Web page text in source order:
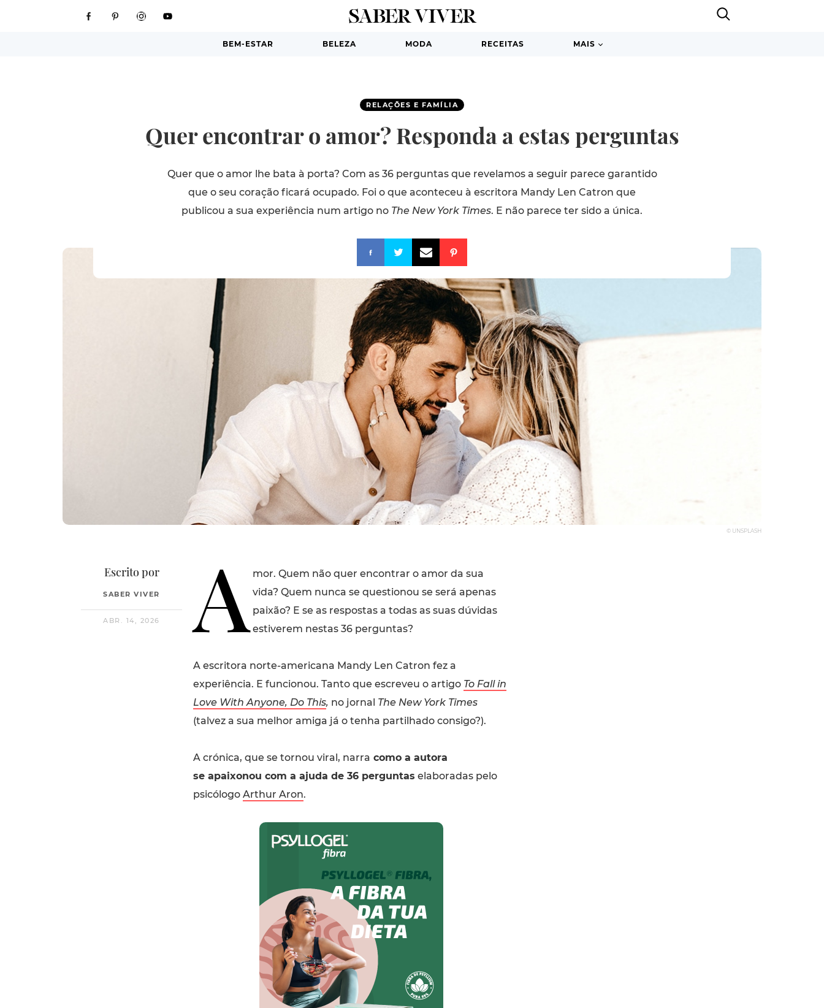
BEM-ESTAR BELEZA MODA RECEITAS MAIS
RELAÇÕES E FAMÍLIA
Quer encontrar o amor? Responda a estas perguntas
Quer que o amor lhe bata à porta? Com as 36 perguntas que revelamos a seguir parece garantido
que o seu coração ficará ocupado. Foi o que aconteceu à escritora Mandy Len Catron que
publicou a sua experiência num artigo no The New York Times. E não parece ter sido a única.
© UNSPLASH
Escrito por
SABER VIVER
ABR. 14, 2026 A mor. Quem não quer encontrar o amor da sua
vida? Quem nunca se questionou se será apenas
paixão? E se as respostas a todas as suas dúvidas
estiverem nestas 36 perguntas?
A escritora norte-americana Mandy Len Catron fez a
experiência. E funcionou. Tanto que escreveu o artigo To Fall in
Love With Anyone, Do This, no jornal The New York Times
(talvez a sua melhor amiga já o tenha partilhado consigo?).
A crónica, que se tornou viral, narra como a autora
se apaixonou com a ajuda de 36 perguntas elaboradas pelo
psicólogo Arthur Aron.